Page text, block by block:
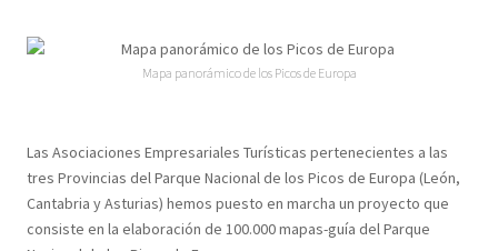
Mapa panorámico de los Picos de Europa
Las Asociaciones Empresariales Turísticas pertenecientes a las
tres Provincias del Parque Nacional de los Picos de Europa (León,
Cantabria y Asturias) hemos puesto en marcha un proyecto que
consiste en la elaboración de 100.000 mapas-guía del Parque